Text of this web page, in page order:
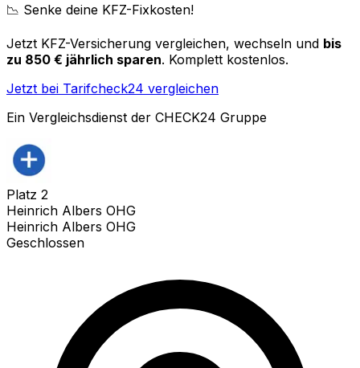
📉 Senke deine KFZ-Fixkosten!
Jetzt KFZ-Versicherung vergleichen, wechseln und bis
zu 850 € jährlich sparen. Komplett kostenlos.
Jetzt bei Tarifcheck24 vergleichen
Ein Vergleichsdienst der CHECK24 Gruppe
Platz 2
Heinrich Albers OHG
Heinrich Albers OHG
Geschlossen